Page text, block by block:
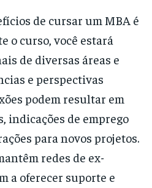
de cursar um MBA é
o curso, você estará
de diversas áreas e
e perspectivas
podem resultar em
indicações de emprego
para novos projetos.
redes de ex-
a oferecer suporte e